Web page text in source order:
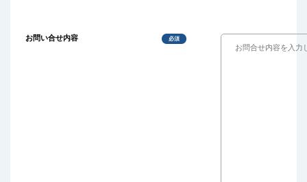
お問い合せ内容 必須